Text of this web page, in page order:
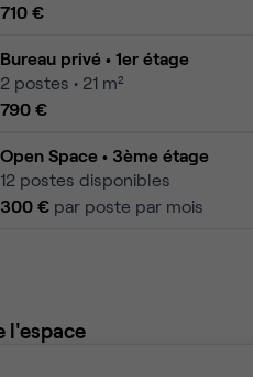
710 €
Bureau privé • 1er étage
2 postes • 21 m²
790 €
Open Space • 3ème étage
12 postes disponibles
300 € par poste par mois
l'espace